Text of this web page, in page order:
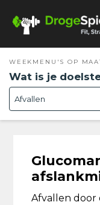
naar
naar
inhoud
naar
sidebar
footer
WEEKMENU'S OP
Wat is je
Afvallen door